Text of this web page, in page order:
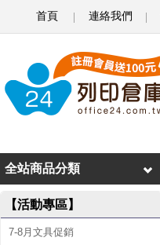
首頁 連絡我們
鐘
／
時
器
／
全站商品分類
【活動專區】
7-8月文具促銷